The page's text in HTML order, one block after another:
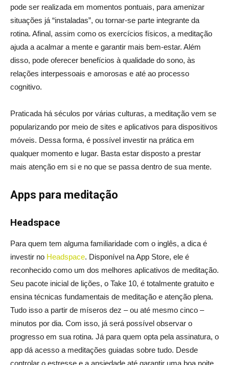
pode ser realizada em momentos pontuais, para amenizar
situações já “instaladas”, ou tornar-se parte integrante da
rotina. Afinal, assim como os exercícios físicos, a meditação
ajuda a acalmar a mente e garantir mais bem-estar. Além
disso, pode oferecer benefícios à qualidade do sono, às
relações interpessoais e amorosas e até ao processo
cognitivo.
Praticada há séculos por várias culturas, a meditação vem se
popularizando por meio de sites e aplicativos para dispositivos
móveis. Dessa forma, é possível investir na prática em
qualquer momento e lugar. Basta estar disposto a prestar
mais atenção em si e no que se passa dentro de sua mente.
Apps para meditação
Headspace
Para quem tem alguma familiaridade com o inglês, a dica é
investir no Headspace. Disponível na App Store, ele é
reconhecido como um dos melhores aplicativos de meditação.
Seu pacote inicial de lições, o Take 10, é totalmente gratuito e
ensina técnicas fundamentais de meditação e atenção plena.
Tudo isso a partir de míseros dez – ou até mesmo cinco –
minutos por dia. Com isso, já será possível observar o
progresso em sua rotina. Já para quem opta pela assinatura, o
app dá acesso a meditações guiadas sobre tudo. Desde
controlar o estresse e a ansiedade até garantir uma boa noite